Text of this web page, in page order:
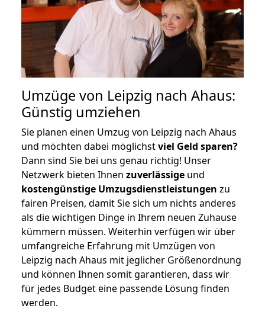
Umzüge von Leipzig nach Ahaus:
Günstig umziehen
Sie planen einen Umzug von Leipzig nach Ahaus
und möchten dabei möglichstviel Geld sparen?
Dann sind Sie bei uns genau richtig! Unser
Netzwerk bieten Ihnen zuverlässige und
kostengünstige Umzugsdienstleistungen zu
fairen Preisen, damit Sie sich um nichts anderes
als die wichtigen Dinge in Ihrem neuen Zuhause
kümmern müssen. Weiterhin verfügen wir über
umfangreiche Erfahrung mit Umzügen von
Leipzig nach Ahaus mit jeglicher Größenordnung
und können Ihnen somit garantieren, dass wir
für jedes Budget eine passende Lösung finden
werden.